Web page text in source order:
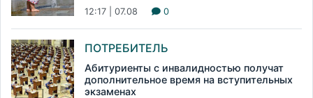
12:17 | 07.08 0
ПОТРЕБИТЕЛЬ
Абитуриенты с инвалидностью получат
дополнительное время на вступительных
экзаменах